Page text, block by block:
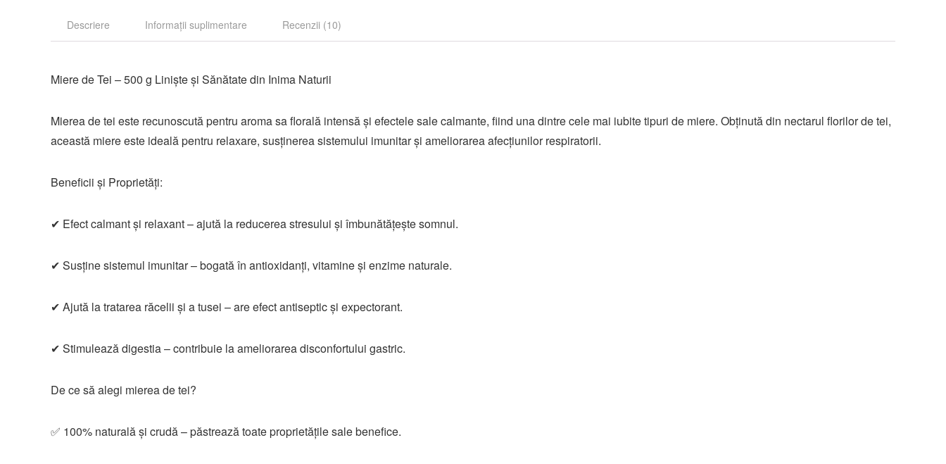
Descriere Informații suplimentare Recenzii (10)
Miere de Tei – 500 g Liniște și Sănătate din Inima Naturii
Mierea de tei este recunoscută pentru aroma sa florală intensă și efectele sale calmante, fiind una dintre cele mai iubite tipuri de miere. Obținută din nectarul florilor de tei,
această miere este ideală pentru relaxare, susținerea sistemului imunitar și ameliorarea afecțiunilor respiratorii.
Beneficii și Proprietăți:
✔ Efect calmant și relaxant – ajută la reducerea stresului și îmbunătățește somnul.
✔ Susține sistemul imunitar – bogată în antioxidanți, vitamine și enzime naturale.
✔ Ajută la tratarea răcelii și a tusei – are efect antiseptic și expectorant.
✔ Stimulează digestia – contribuie la ameliorarea disconfortului gastric.
De ce să alegi mierea de tei?
✅ 100% naturală și crudă – păstrează toate proprietățile sale benefice.